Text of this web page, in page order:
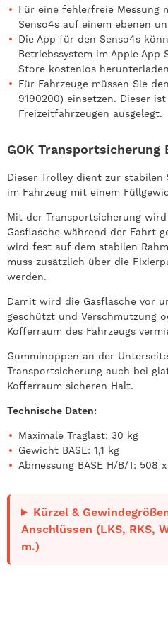
Für eine fehlerfreie Messung
Senso4s auf einem ebenen
Die App für den Senso4s
Betriebssystem im Apple App
Store kostenlos
Für Fahrzeuge müssen Sie
9190200) einsetzen. Dieser
Freizeitfahrzeugen ausgelegt.
GOK Transportsicherung
Dieser Trolley dient zur stabilen
im Fahrzeug mit einem
Mit der Transportsicherung
Gasflasche während der Fahrt
wird fest auf dem stabilen
muss zusätzlich über die
werden.
Damit wird die Gasflasche vor
geschützt und Verschmutzung
Kofferraum des Fahrzeugs
Gumminoppen an der
Transportsicherung auch bei
Kofferraum sicheren Halt.
Technische Daten:
Maximale Traglast: 30 kg
Gewicht BASE: 1,1 kg
Abmessung BASE H/B/T: 508
Kürzel &
Anschlüssen (LKS, RKS,
m.)